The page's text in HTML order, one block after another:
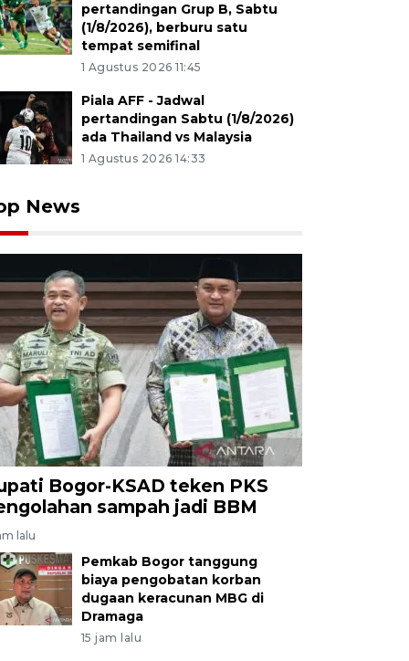
pertandingan Grup B, Sabtu
(1/8/2026), berburu satu
tempat semifinal
1 Agustus 2026 11:45
Piala AFF - Jadwal
pertandingan Sabtu (1/8/2026)
ada Thailand vs Malaysia
1 Agustus 2026 14:33
News
Bogor-KSAD teken PKS
sampah jadi BBM
lalu
Pemkab Bogor tanggung
biaya pengobatan korban
dugaan keracunan MBG di
Dramaga
15 jam lalu